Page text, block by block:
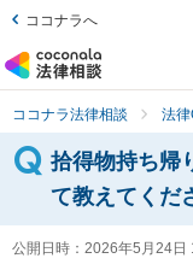
ココナラへ
ココナラ法律相談 法
拾得物持ち帰
て教えてくだ
公開日時： 2026年5月24日